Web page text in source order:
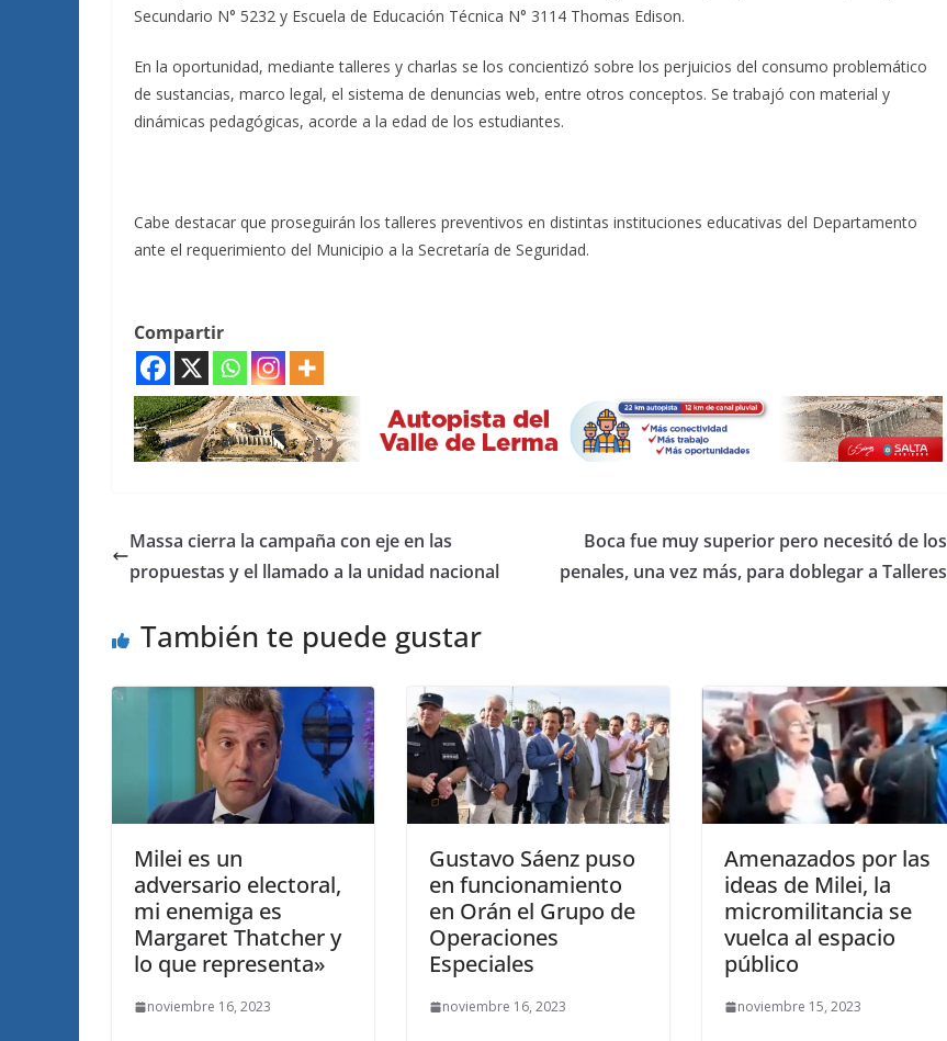
Secundario N° 5232 y Escuela de Educación Técnica N° 3114 Thomas Edison.
En la oportunidad, mediante talleres y charlas se los concientizó sobre los perjuicios del consumo problemático
de sustancias, marco legal, el sistema de denuncias web, entre otros conceptos. Se trabajó con material y
dinámicas pedagógicas, acorde a la edad de los estudiantes.
Cabe destacar que proseguirán los talleres preventivos en distintas instituciones educativas del Departamento
ante el requerimiento del Municipio a la Secretaría de Seguridad.
Compartir
Massa cierra la campaña con eje en las
propuestas y el llamado a la unidad nacional
Boca fue muy superior pero necesitó de los
penales, una vez más, para doblegar a Talleres
También te puede gustar
Milei es un
adversario electoral,
mi enemiga es
Margaret Thatcher y
lo que representa»
noviembre 16, 2023
Gustavo Sáenz puso
en funcionamiento
en Orán el Grupo de
Operaciones
Especiales
noviembre 16, 2023
Amenazados por las
ideas de Milei, la
micromilitancia se
vuelca al espacio
público
noviembre 15, 2023